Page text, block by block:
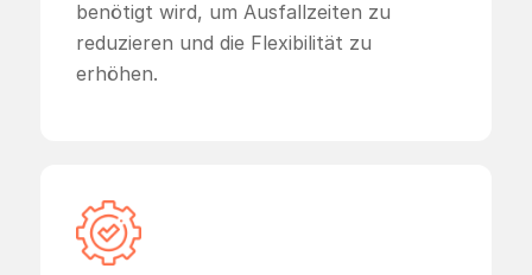
benötigt wird, um Ausfallzeiten zu
reduzieren und die Flexibilität zu
erhöhen.